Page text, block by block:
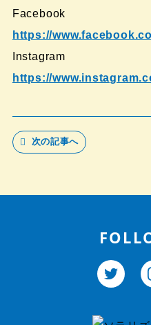
Facebook
https://
Instagram
https://
次の記事へ